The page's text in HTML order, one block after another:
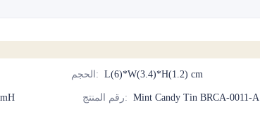
الحجم : L(6)*W(3.4)*H(1.2) cm
رقم المنتج: Mint Candy Tin BRCA-0011-A